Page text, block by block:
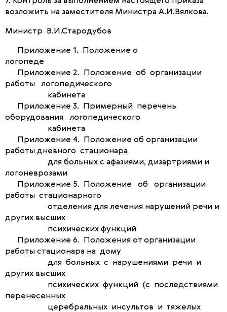
возложить на заместителя Министра А.И.Вялкова.
Министр В.И.Стародубов
Приложение 1. Положение о
логопеде
Приложение 2. Положение об организации
работы логопедического
кабинета
Приложение 3. Примерный перечень
оборудования логопедического
кабинета
Приложение 4. Положение об организации
работы дневного стационара
для больных с афазиями, дизартриями и
логоневрозами
Приложение 5. Положение об организации
работы стационарного
отделения для лечения нарушений речи и
других высших
психических функций
Приложение 6. Положения от организации
работы стационара на дому
для больных с нарушениями речи и
других высших
психических функций (с последствиями
перенесенных
церебральных инсультов и тяжелых